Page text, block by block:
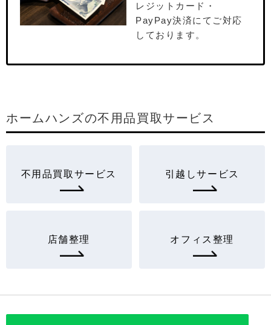
レジットカード・
PayPay決済にてご対応
しております。
ホームハンズの不用品買取サービス
不用品買取サービス 引越しサービス
店舗整理 オフィス整理